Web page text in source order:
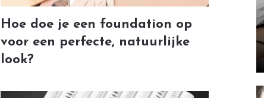
Hoe doe je een foundation op
voor een perfecte, natuurlijke
look?